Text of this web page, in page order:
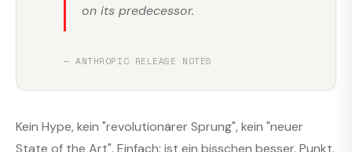
on its predecessor.
— ANTHROPIC RELEASE NOTES
Kein Hype, kein "revolutionärer Sprung", kein "neuer
State of the Art". Einfach: ist ein bisschen besser. Punkt.